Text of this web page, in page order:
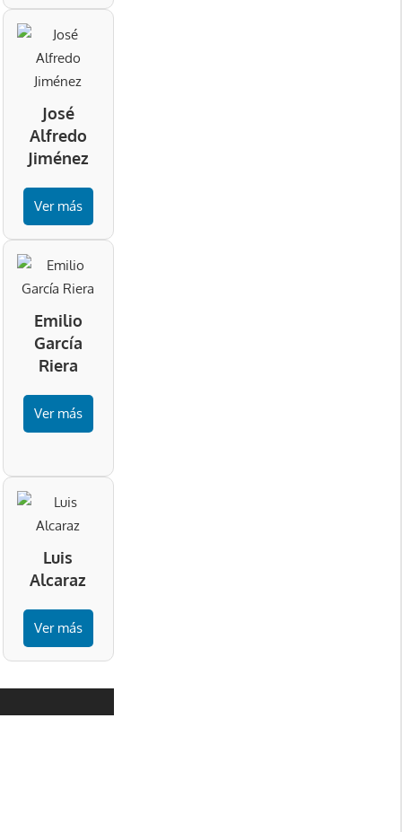
José
Alfredo
Jiménez
Ver más
Emilio
García
Riera
Ver más
Luis
Alcaraz
Ver más